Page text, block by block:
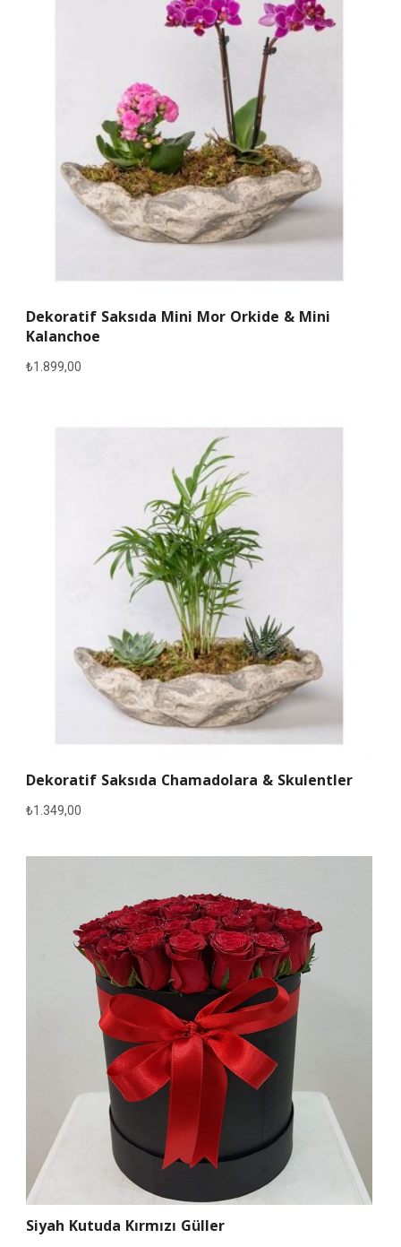
Dekoratif Saksıda Mini Mor Orkide & Mini
Kalanchoe
₺1.899,00
Dekoratif Saksıda Chamadolara & Skulentler
₺1.349,00
Siyah Kutuda Kırmızı Güller